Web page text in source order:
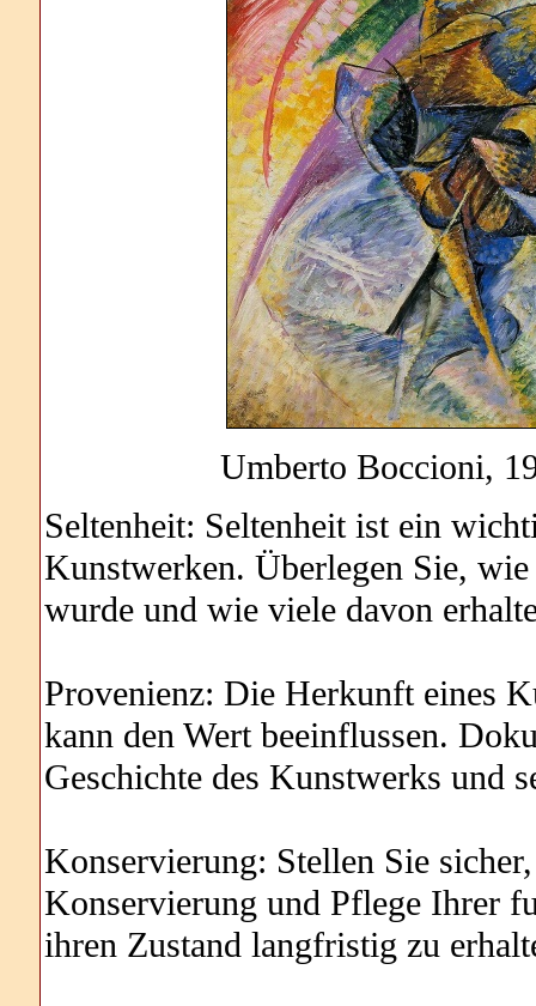
Umberto Boccioni,
Seltenheit: Seltenheit ist ein
Kunstwerken. Überlegen Sie,
wurde und wie viele davon
Provenienz: Die Herkunft eines
kann den Wert beeinflussen.
Geschichte des Kunstwerks und
Konservierung: Stellen Sie
Konservierung und Pflege Ihrer
ihren Zustand langfristig zu